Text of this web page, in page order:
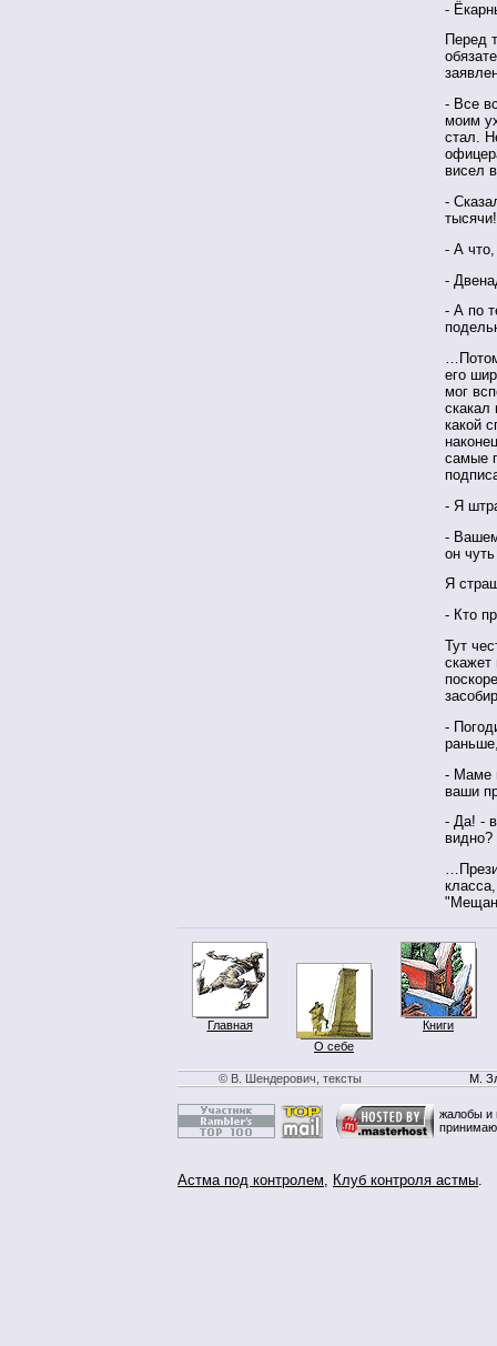
-
Перед
- Все
моим
стал.
висел
-
тысячи!
- А
-
- А по
его
мог
скакал
какой
самые
- Я
-
он
Я
- Кто
Тут
скажет
-
- Маме
ваши
- Да! -
видно?
Главная
О себе
Книги
© В. Шендерович, тексты М.
жалобы и
Астма под контролем, Клуб контроля астмы.